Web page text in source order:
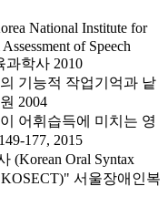
National Institute for
of Speech
과학사 2010
기능적 작업기억과 낱
2004
어휘습득에 미치는 영
177, 2015
(Korean Oral Syntax
KOSECT)" 서울장애인복